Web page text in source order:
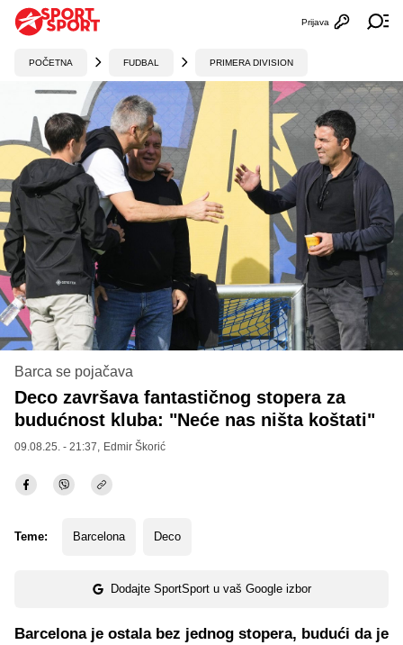
Otvori
Prijava
POČETNA FUDBAL PRIMERA DIVISION
Barca se pojačava
Deco završava fantastičnog stopera za
budućnost kluba: "Neće nas ništa koštati"
09.08.25. - 21:37, Edmir Škorić
Teme: Barcelona Deco
Dodajte SportSport u vaš Google izbor
Barcelona je ostala bez jednog stopera, budući da je